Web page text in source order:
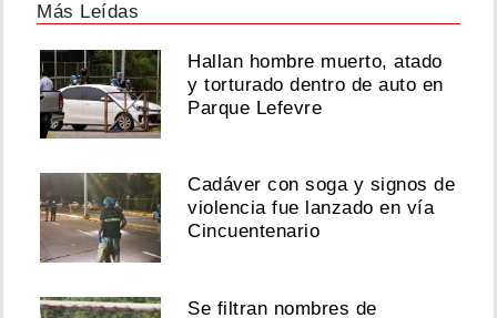
Más Leídas
Hallan hombre muerto, atado
y torturado dentro de auto en
Parque Lefevre
Cadáver con soga y signos de
violencia fue lanzado en vía
Cincuentenario
Se filtran nombres de